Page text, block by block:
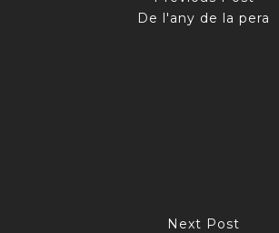
De l'any de la pera
Next Post